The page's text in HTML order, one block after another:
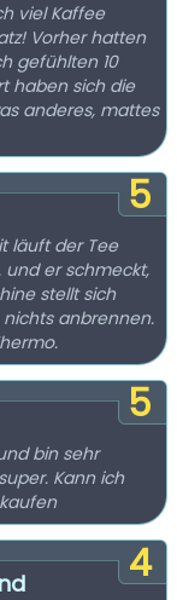
viel Kaffee
Vorher hatten
gefühlten 10
haben sich die
anderes, mattes
5
läuft der Tee
stellt sich
anbrennen.
5
bin sehr
Kann ich
4